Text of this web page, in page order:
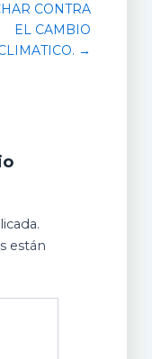
CONTRA
EL CAMBIO
→
están